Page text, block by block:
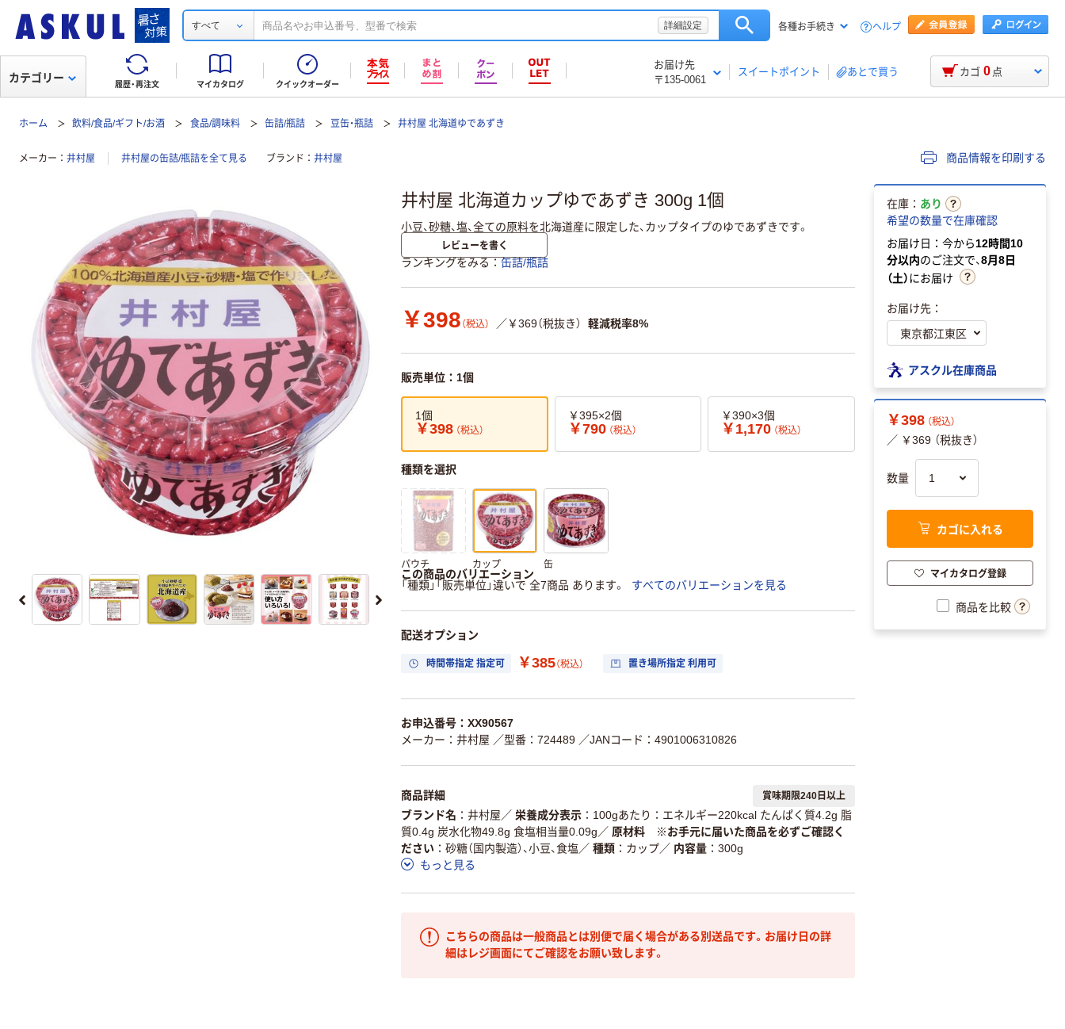
すべて 詳細設定 各種お手続き ヘルプ
履歴・再注文 マイカタログ クイックオーダー
お届け先
〒135-0061
スイートポイント あとで買う
カテゴリー カゴ 0 点
ホーム 飲料/食品/ギフト/お酒 食品/調味料 缶詰/瓶詰 豆缶・瓶詰 井村屋 北海道ゆであずき
メーカー 井村屋 井村屋の缶詰/瓶詰を全て見る ブランド 井村屋 商品情報を印刷する
井村屋 北海道カップゆであずき 300g 1個
小豆、砂糖、塩、全ての原料を北海道産に限定した、カップタイプのゆであずきです。
レビューを書く
ランキングをみる 缶詰/瓶詰
￥398 （税込） ／￥369（税抜き） 軽減税率8%
販売単位：1個
1個
￥398 （税込）
￥395×2個
￥790 （税込）
￥390×3個
￥1,170 （税込）
種類を選択
パウチ カップ 缶
この商品のバリエーション
「種類」「販売単位」違いで 全7商品 あります。
すべてのバリエーションを見る
配送オプション
時間帯指定 指定可 ￥385（税込） 置き場所指定 利用可
お申込番号：XX90567
メーカー：井村屋 ／型番：724489 ／JANコード：4901006310826
商品詳細 賞味期限240日以上
ブランド名 井村屋 ／ 栄養成分表示
100gあたり：エネルギー220kcal たんぱく質4.2g 脂
質0.4g 炭水化物49.8g 食塩相当量0.09g ／ 原材料 ※お手元に届いた商品を必ずご確認く
ださい
砂糖（国内製造）、小豆、食塩／ 種類 カップ／ 内容量
300g
もっと見る
こちらの商品は一般商品とは別便で届く場合がある別送品です。お届け日の詳
細はレジ画面にてご確認をお願い致します。
在庫： あり
希望の数量で在庫確認
お届け日：今から12時間10
分以内のご注文で、8月8日
（土）にお届け
お届け先：
アスクル在庫商品
￥398 （税込）
／ ￥369 （税抜き）
数量
カゴに入れる
マイカタログ登録
商品を比較